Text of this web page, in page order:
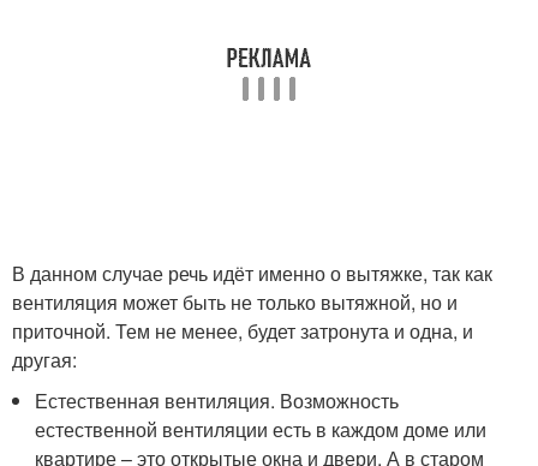
В данном случае речь идёт именно о вытяжке, так как
вентиляция может быть не только вытяжной, но и
приточной. Тем не менее, будет затронута и одна, и
другая:
Естественная вентиляция. Возможность
естественной вентиляции есть в каждом доме или
квартире – это открытые окна и двери. А в старом